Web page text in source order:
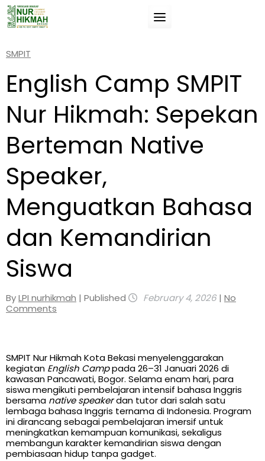
Skip
Suatu pengetahuan (ilmu) jika tidak manfaat
membahayakanmu.
(Umar Bin Khathab).
SMPIT
English Camp SMPIT
Nur Hikmah: Sepekan
Berteman Native
Speaker,
Menguatkan Bahasa
dan Kemandirian
Siswa
ByLPI nurhikmah | Published February 4, 2026 | No
Comments
SMPIT Nur Hikmah Kota Bekasi menyelenggarakan
kegiatan English Camppada 26–31 Januari 2026 di
kawasan Pancawati, Bogor. Selama enam hari, para
siswa mengikuti pembelajaran intensif bahasa Inggris
bersama native speakerdan tutor dari salah satu
lembaga bahasa Inggris ternama di Indonesia. Program
ini dirancang sebagai pembelajaran imersif untuk
meningkatkan kemampuan komunikasi, sekaligus
membangun karakter kemandirian siswa dengan
pembiasaan hidup tanpa gadget.